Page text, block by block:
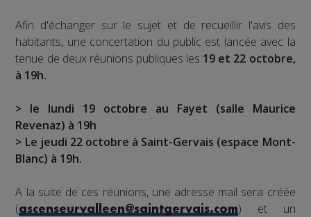
Afin d'échanger sur le sujet et de recueillir l'avis des
habitants, une concertation du public est lancée avec la
tenue de deux réunions publiques les 19 et 22 octobre,
à 19h.
> le lundi 19 octobre au Fayet (salle Maurice
Revenaz) à 19h
> Le jeudi 22 octobre à Saint-Gervais (espace Mont-
Blanc) à 19h.
A la suite de ces réunions, une adresse mail sera créée
(ascenseurvalleen@saintgervais.com) et un